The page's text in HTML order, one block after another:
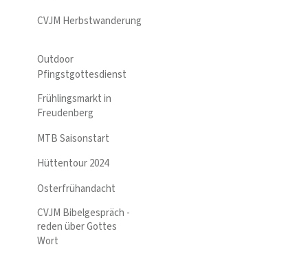
CVJM Herbstwanderung
Outdoor
Pfingstgottesdienst
Frühlingsmarkt in
Freudenberg
MTB Saisonstart
Hüttentour 2024
Osterfrühandacht
CVJM Bibelgespräch -
reden über Gottes
Wort